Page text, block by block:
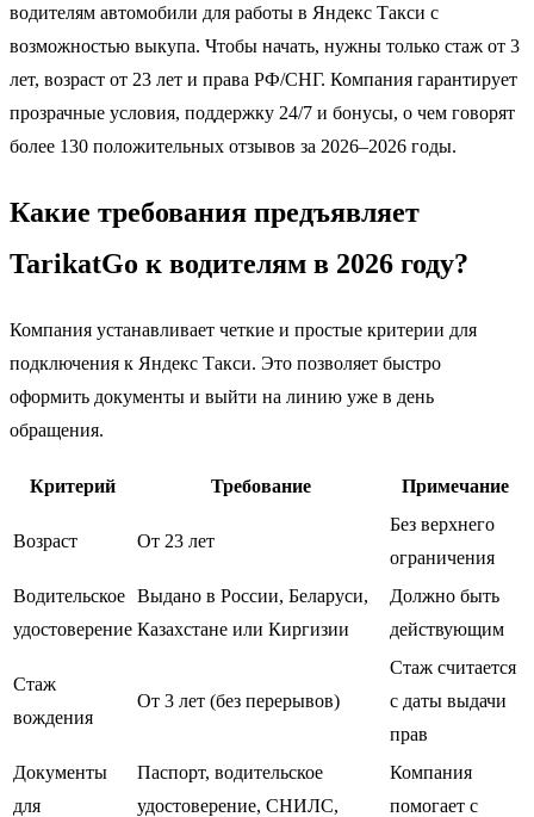
водителям автомобили для работы в Яндекс Такси с
возможностью выкупа. Чтобы начать, нужны только стаж от 3
лет, возраст от 23 лет и права РФ/СНГ. Компания гарантирует
прозрачные условия, поддержку 24/7 и бонусы, о чем говорят
более 130 положительных отзывов за 2026–2026 годы.
Какие требования предъявляет
TarikatGo к водителям в 2026 году?
Компания устанавливает четкие и простые критерии для
подключения к Яндекс Такси. Это позволяет быстро
оформить документы и выйти на линию уже в день
обращения.
Критерий Требование Примечание
Возраст От 23 лет
Без верхнего
ограничения
Водительское
удостоверение
Выдано в России, Беларуси,
Казахстане или Киргизии
Должно быть
действующим
Стаж
вождения
От 3 лет (без перерывов)
Стаж считается
с даты выдачи
прав
Документы
для
Паспорт, водительское
удостоверение, СНИЛС,
Компания
помогает с